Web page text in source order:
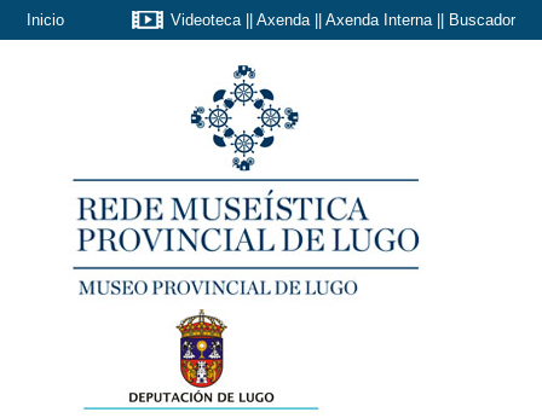
Inicio Videoteca|| Axenda|| Axenda Interna|| Buscador